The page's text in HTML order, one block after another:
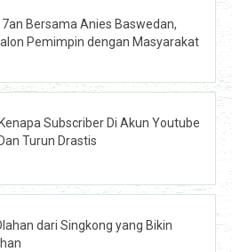
Bersama Anies Baswedan,
Pemimpin dengan Masyarakat
Subscriber Di Akun Youtube
Turun Drastis
dari Singkong yang Bikin